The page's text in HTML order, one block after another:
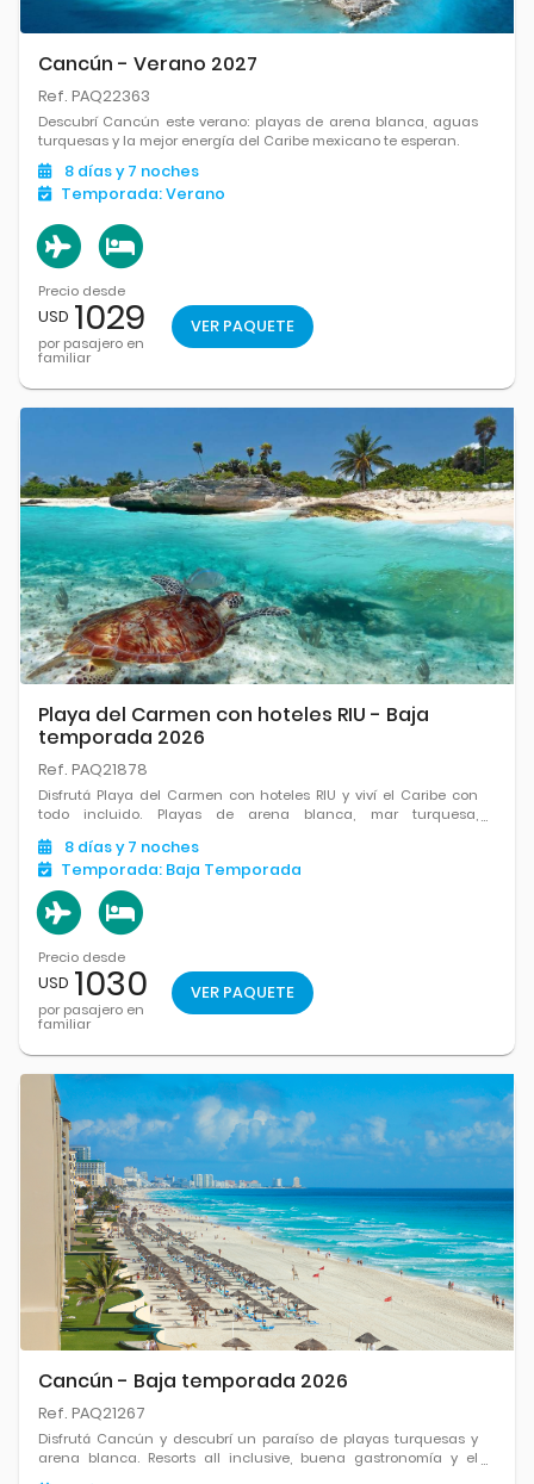
Cancún - Verano 2027
Ref. PAQ22363
Descubrí Cancún este verano: playas de arena blanca, aguas
turquesas y la mejor energía del Caribe mexicano te esperan.
8 díasy 7 noches
Temporada:Verano
Precio desde
USD 1029
por pasajero en
familiar
VER PAQUETE
Playa del Carmen con hoteles RIU - Baja
temporada 2026
Ref. PAQ21878
Disfrutá Playa del Carmen con hoteles RIU y viví el Caribe con
todo incluido. Playas de arena blanca, mar turquesa,
relax y diversión.
8 díasy 7 noches
Temporada: Baja Temporada
Precio desde
USD 1030
por pasajero en
familiar
VER PAQUETE
Cancún - Baja temporada 2026
Ref. PAQ21267
Disfrutá Cancún y descubrí un paraíso de playas turquesas y
arena blanca. Resorts all inclusive, buena gastronomía y el